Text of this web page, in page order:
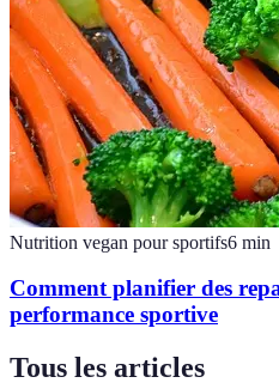
Nutrition vegan pour sportifs6 min
Comment planifier des
performance sportive
Tous les articles